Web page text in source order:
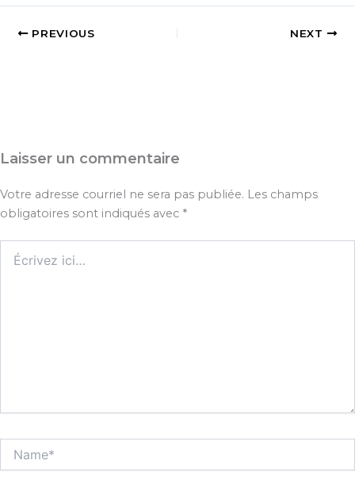
PREVIOUS NEXT
Laisser un commentaire
Votre adresse courriel ne sera pas publiée. Les champs
obligatoires sont indiqués avec *
ici…